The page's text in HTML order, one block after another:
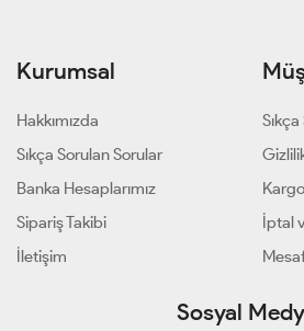
Kurumsal
Hakkımızda
Sıkça Sorulan Sorular
Banka Hesaplarımız
Sipariş Takibi
İletişim
İptal
Sosyal